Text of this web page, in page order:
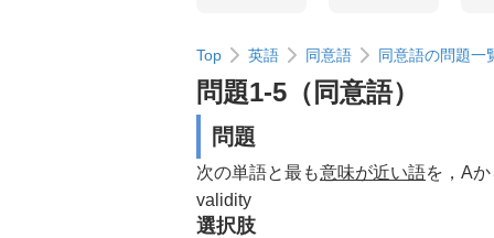
Top 英語 同意語 同意語の問題一
問題1-5 （ 同意語）
問題
次の単語と最も意味が近い語を，A
validity
選択肢